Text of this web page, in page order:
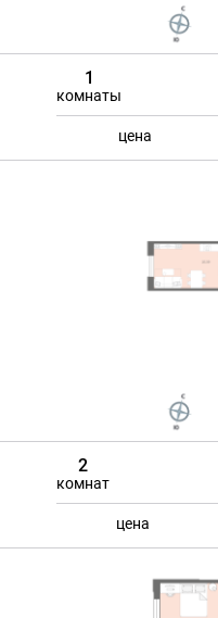
1
комнаты
цена
2
комнат
цена